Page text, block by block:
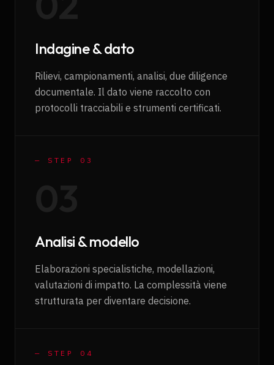
Indagine & dato
Rilievi, campionamenti, analisi, due diligence
documentale. Il dato viene raccolto con
protocolli tracciabili e strumenti certificati.
— STEP 0 3
Analisi & modello
Elaborazioni specialistiche, modellazioni,
valutazioni di impatto. La complessità viene
strutturata per diventare decisione.
— STEP 0 4